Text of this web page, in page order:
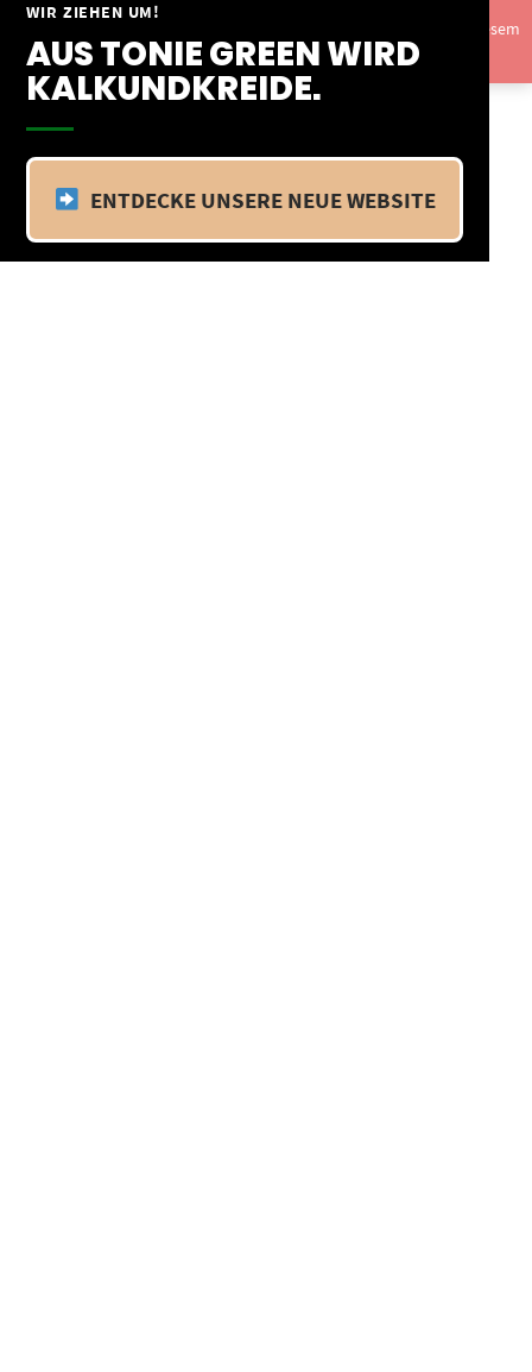
WIR ZIEHEN UM!
AUS TONIE GREEN WIRD
KALKUNDKREIDE.
ENTDECKE UNSERE NEUE WEBSITE
Springe
Inhalt
Vom 09.04.25 - 20.04.25 befinden wir uns im Betriebsurlaub. In diesem
Zeitraum findet kein Versand statt.Ausblenden